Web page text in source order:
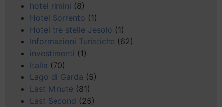
hotel rimini (8)
Hotel Sorrento (1)
Hotel tre stelle Jesolo (1)
Informazioni Turistiche (62)
investimenti (1)
Italia (70)
Lago di Garda (5)
Last Minute (81)
Last Second (25)